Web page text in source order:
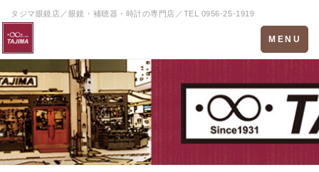
タジマ眼鏡店／眼鏡・補聴器・時計の専門店／TEL 0956-25-1919
Toggle
navigation
MENU